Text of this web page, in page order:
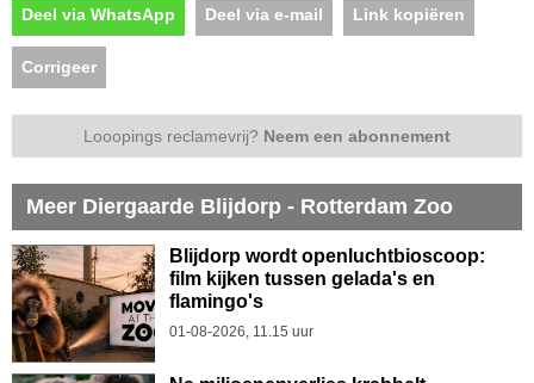
Deel via WhatsApp Deel via e-mail Link kopiëren
Corrigeer
Looopings reclamevrij? Neem een abonnement
Meer Diergaarde Blijdorp - Rotterdam Zoo
Blijdorp wordt openluchtbioscoop:
film kijken tussen gelada's en
flamingo's
01-08-2026, 11.15 uur